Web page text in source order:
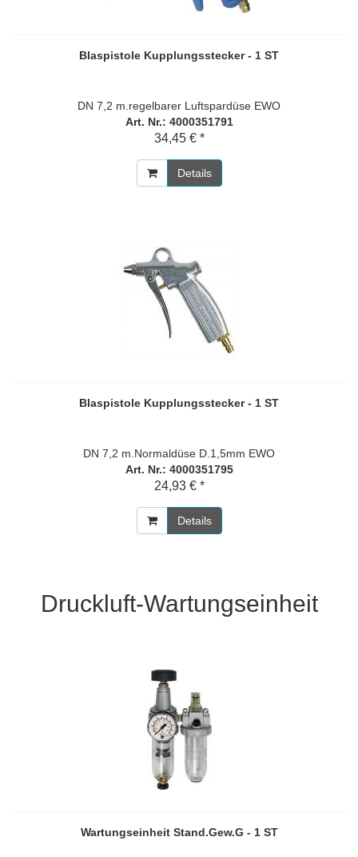
Blaspistole Kupplungsstecker - 1 ST
DN 7,2 m.regelbarer Luftspardüse EWO
Art. Nr.: 4000351791
34,45 € *
Details
Blaspistole Kupplungsstecker - 1 ST
DN 7,2 m.Normaldüse D.1,5mm EWO
Art. Nr.: 4000351795
24,93 € *
Details
Druckluft-Wartungseinheit
Wartungseinheit Stand.Gew.G - 1 ST